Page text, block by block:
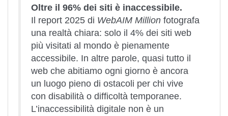
Oltre il 96% dei siti è inaccessibile.
Il report 2025 di WebAIM Million fotografa
una realtà chiara: solo il 4% dei siti web
più visitati al mondo è pienamente
accessibile. In altre parole, quasi tutto il
web che abitiamo ogni giorno è ancora
un luogo pieno di ostacoli per chi vive
con disabilità o difficoltà temporanee.
L’inaccessibilità digitale non è un